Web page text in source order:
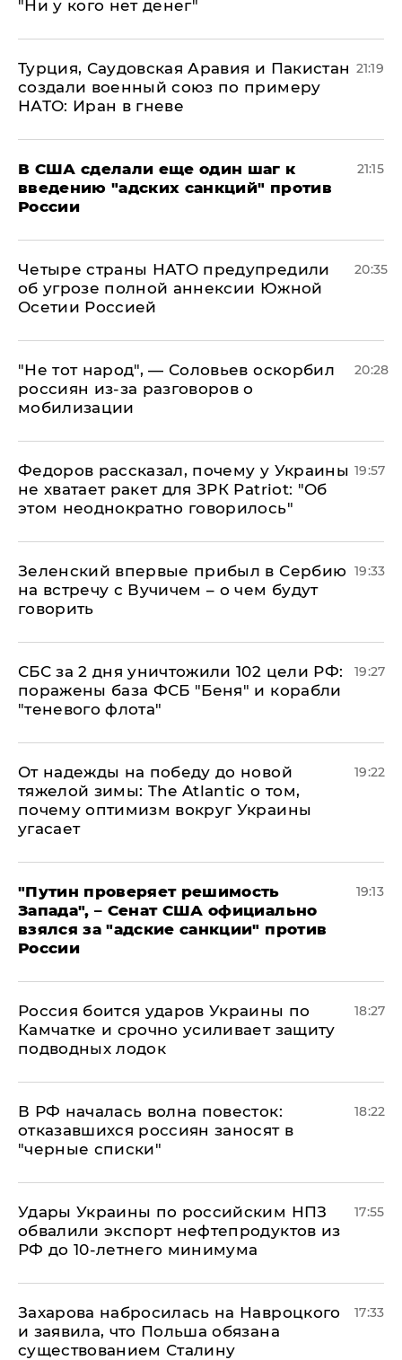
"Ни у кого нет денег"
Турция, Саудовская Аравия и Пакистан
создали военный союз по примеру
НАТО: Иран в гневе
21:19
В США сделали еще один шаг к
введению "адских санкций" против
России
21:15
Четыре страны НАТО предупредили
об угрозе полной аннексии Южной
Осетии Россией
20:35
​"Не тот народ", — Соловьев оскорбил
россиян из-за разговоров о
мобилизации
20:28
Федоров рассказал, почему у Украины
не хватает ракет для ЗРК Patriot: "Об
этом неоднократно говорилось"
19:57
Зеленский впервые прибыл в Сербию
на встречу с Вучичем – о чем будут
говорить
19:33
СБС за 2 дня уничтожили 102 цели РФ:
поражены база ФСБ "Беня" и корабли
"теневого флота"
19:27
От надежды на победу до новой
тяжелой зимы: The Atlantic о том,
почему оптимизм вокруг Украины
угасает
19:22
"Путин проверяет решимость
Запада", – Сенат США официально
взялся за "адские санкции" против
России
19:13
Россия боится ударов Украины по
Камчатке и срочно усиливает защиту
подводных лодок
18:27
​В РФ началась волна повесток:
отказавшихся россиян заносят в
"черные списки"
18:22
Удары Украины по российским НПЗ
обвалили экспорт нефтепродуктов из
РФ до 10-летнего минимума
17:55
​Захарова набросилась на Навроцкого
и заявила, что Польша обязана
существованием Сталину
17:33